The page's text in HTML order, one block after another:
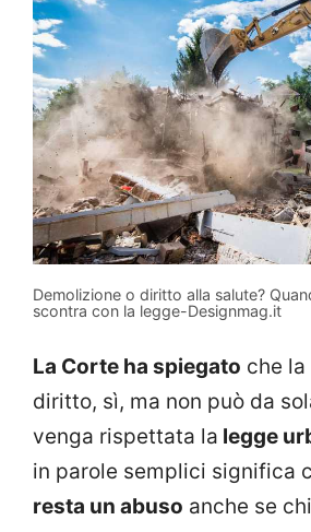
Demolizione o diritto alla salute?
scontra con la legge-Designmag.it
La Corte ha spiegato che la
diritto, sì, ma non può da
venga rispettata la legge
in parole semplici significa
resta un abuso anche se